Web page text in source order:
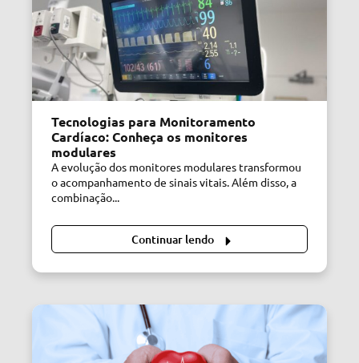
Tecnologias para Monitoramento
Cardíaco: Conheça os monitores
modulares
A evolução dos monitores modulares transformou
o acompanhamento de sinais vitais. Além disso, a
combinação...
Continuar lendo